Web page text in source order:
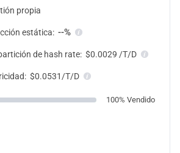
propia
estática: --%
de hash rate: $0.0029 /T/D
$0.0531/T/D
100% Vendido